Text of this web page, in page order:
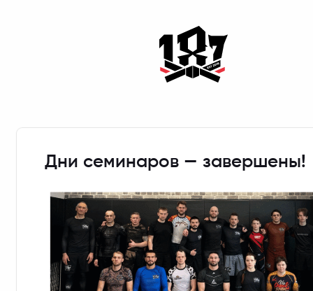
Дни семинаров — завершены!